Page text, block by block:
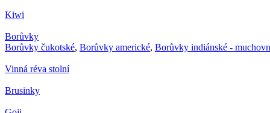
Kiwi
Borůvky
Borůvky čukotské, Borůvky americké, Borůvky indiánské -
Vinná réva stolní
Brusinky